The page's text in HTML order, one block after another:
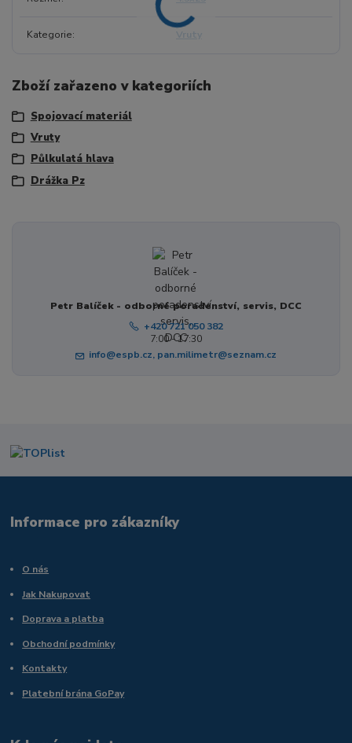
Kategorie
Zboží zařazeno v kategoriích
Spojovací materiál
Vruty
Půlkulatá hlava
Drážka Pz
Petr Balíček - odborné poradenství, servis, DCC
+420 721 050 382
7:00 - 17:30
info@espb.cz, pan.milimetr@seznam.cz
Informace pro zákazníky
O nás
Jak Nakupovat
Doprava a platba
Obchodní podmínky
Kontakty
Platební brána GoPay